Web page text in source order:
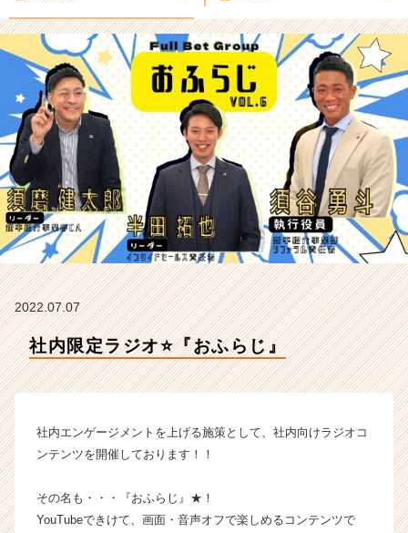
式
会
社
H
t
e
a
m
の
タ
イ
ム
ベ
ー・
長
業
か
2022.07.07
社内限定ラジオ⭐️『おふらじ』
社内エンゲージメントを上げる施策として、社内向けラジオコ
ンテンツを開催しております！！
その名も・・・『おふらじ』★！
YouTubeできけて、画面・音声オフで楽しめるコンテンツで